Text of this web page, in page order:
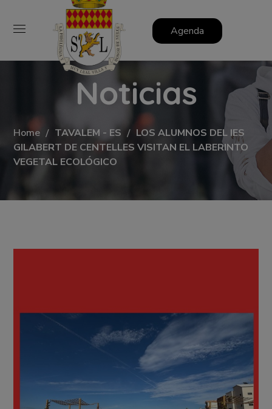
Agenda
Noticias
Home TAVALEM - ES
LOS ALUMNOS DEL IES
GILABERT DE CENTELLES VISITAN EL LABERINTO
VEGETAL ECOLÓGICO